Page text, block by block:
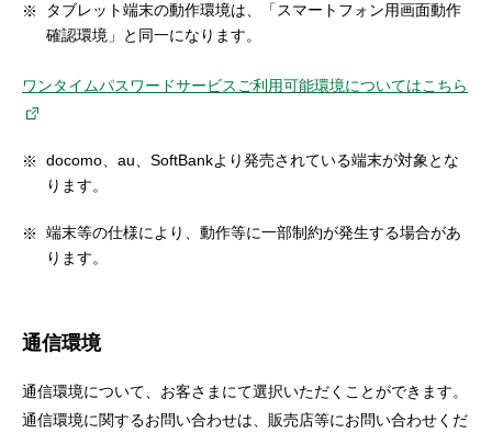
タブレット端末の動作環境は、「スマートフォン用画面動作
確認環境」と同一になります。
ワンタイムパスワードサービスご利用可能環境についてはこちら
docomo、au、SoftBankより発売されている端末が対象とな
ります。
端末等の仕様により、動作等に一部制約が発生する場合があ
ります。
通信環境
通信環境について、お客さまにて選択いただくことができます。
通信環境に関するお問い合わせは、販売店等にお問い合わせくだ